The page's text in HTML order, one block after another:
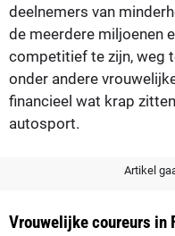
deelnemers van
de meerdere miljoenen
competitief te zijn, weg
onder andere
financieel wat krap
autosport.
Artikel
Vrouwelijke coureurs in